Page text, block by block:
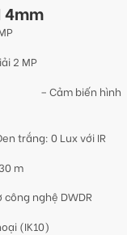
4mm
2 MP
Cảm biến hình
trắng: 0 Lux với IR
m
nghệ DWDR
(IK10)